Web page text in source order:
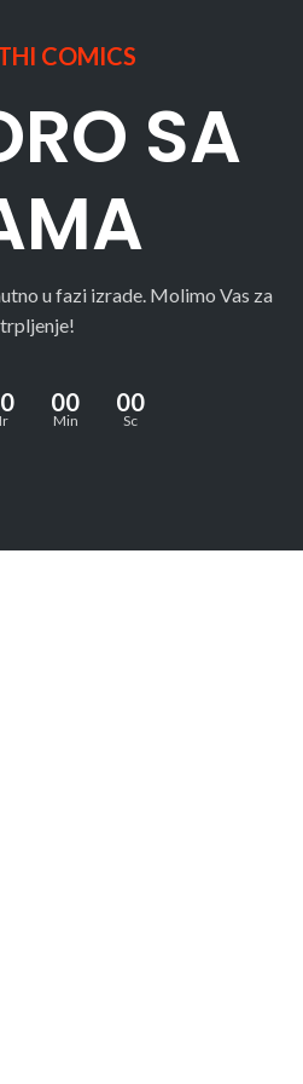
COMICS
SA
u fazi izrade. Molimo Vas za
00
Min
00
Sc